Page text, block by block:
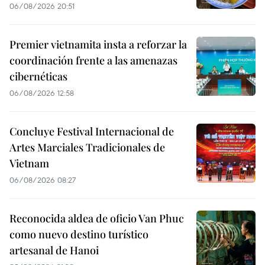
06/08/2026 20:51
Premier vietnamita insta a reforzar la
coordinación frente a las amenazas
cibernéticas
06/08/2026 12:58
Concluye Festival Internacional de
Artes Marciales Tradicionales de
Vietnam
06/08/2026 08:27
Reconocida aldea de oficio Van Phuc
como nuevo destino turístico
artesanal de Hanoi